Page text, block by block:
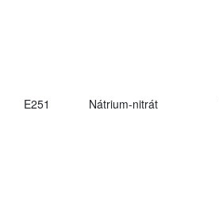
E251 Nátrium-nitrát